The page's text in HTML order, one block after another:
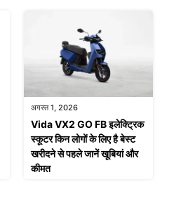
अगस्त 1, 2026
Vida VX2 GO FB इलेक्ट्रिक
स्कूटर किन लोगों के लिए है बेस्ट
खरीदने से पहले जानें खूबियां और
कीमत